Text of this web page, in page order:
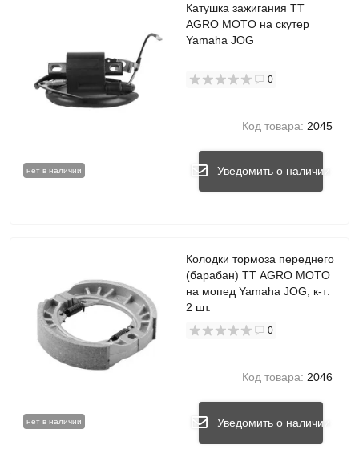
нет в наличии
Катушка зажигания TT
AGRO MOTO на скутер
Yamaha JOG
0
Код товара: 2045
Уведомить о наличии
нет в наличии
Колодки тормоза переднего
(барабан) TT AGRO MOTO
на мопед Yamaha JOG, к-т:
2 шт.
0
Код товара: 2046
Уведомить о наличии